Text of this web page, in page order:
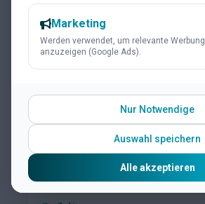
Marketing
Werden verwendet, um relevante Werbung
anzuzeigen (Google Ads).
Nur Notwendige
Auswahl speichern
Alle akzeptieren